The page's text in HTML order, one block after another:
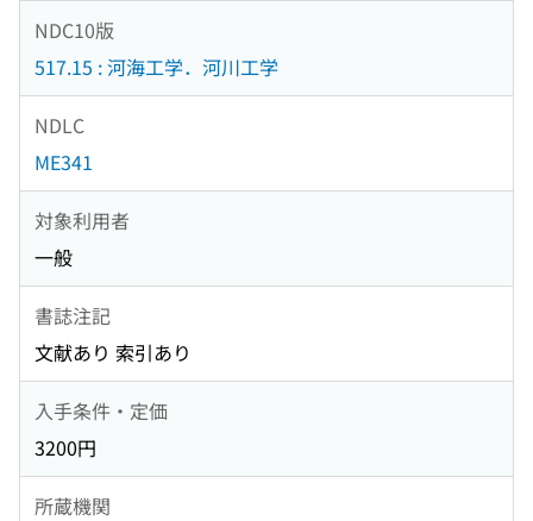
NDC10版
517.15 : 河海工学．河川工学
NDLC
ME341
対象利用者
一般
書誌注記
文献あり 索引あり
入手条件・定価
3200円
所蔵機関